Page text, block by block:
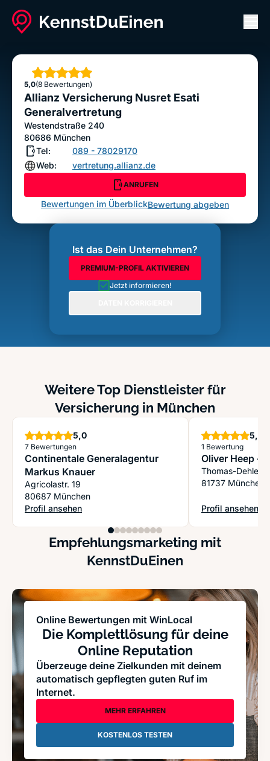
Allianz Versicherung Nusret Esati
Generalvertretung
Bewertung abgeben
5,0
Sterne
(8 Bewertungen)
Allianz Versicherung Nusret Esati
Generalvertretung
Westendstraße 240
80686 München
Tel:
089 - 78029170
Web:
vertretung.allianz.de
ANRUFEN
Bewertungen im ÜberblickBewertung abgeben
Ist das Dein Unternehmen?
PREMIUM-PROFIL AKTIVIEREN
Jetzt informieren!
Weitere Top Dienstleister für
Versicherung in München
5,0Sterne
7 Bewertungen
Continentale Generalagentur
Markus Knauer
Agricolastr. 19
80687 München
Profil ansehen
: Continentale Generalagentur Markus Knauer
5,0
1 Bewertung
Oliver Heep -
Thomas-Dehler-
81737 München
Profil ansehen
: Oliver Heep -
Empfehlungsmarketing mit
KennstDuEinen
Online Bewertungen mit WinLocal
Die Komplettlösung für deine
Online Reputation
Überzeuge deine Zielkunden mit deinem
automatisch gepflegten guten Ruf im
Internet.
MEHR ERFAHREN
KOSTENLOS TESTEN